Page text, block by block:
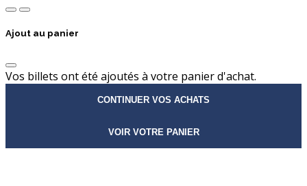
Ajout au panier
Vos billets ont été ajoutés à votre panier d'achat.
CONTINUER VOS ACHATS
VOIR VOTRE PANIER